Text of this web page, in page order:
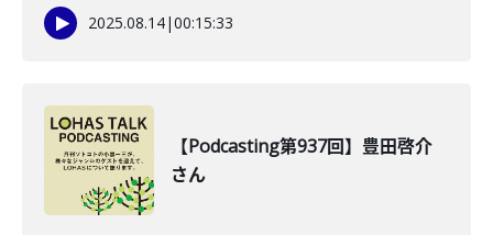
2025.08.14|00:15:33
【Podcasting第937回】豊田啓介
さん